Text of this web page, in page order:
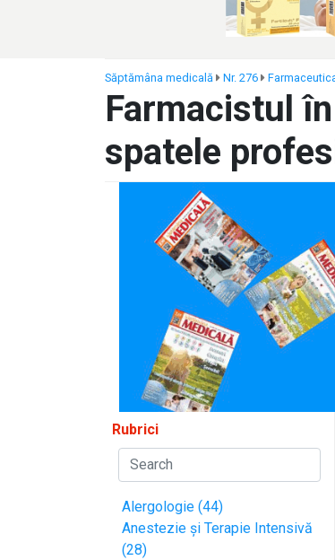
Săptămâna medicală Nr. 276
Farmacistul
spatele
Rubrici
Alergologie (44)
Anestezie și Terapie Intensivă
(28)